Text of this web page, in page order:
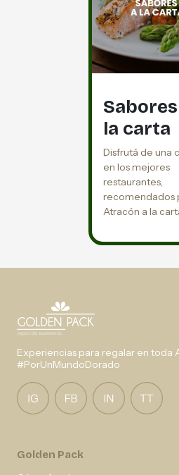
la carta
Disfrutá de una
en los mejores
restaurantes,
recomendados
Atracón a la
Experiencias para regalar en toda
#PorUnMundoDorado
Golden Pack